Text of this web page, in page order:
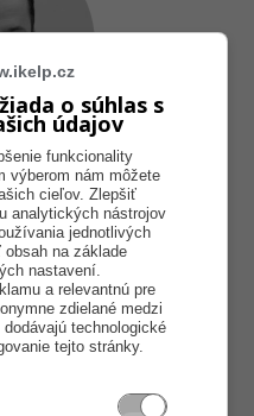
niekoho milujú,
vybaví a naše produkty
že budú pre užívateľa
má najvyššiu úspešnosť
vcítiť sa a
Vo voľnom čase sa
štýlu a osobnému
o súhlas s
údajov
funkcionality
výberom nám môžete
cieľov. Zlepšiť
analytických nástrojov
jednotlivých
na základe
nastavení.
a relevantnú pre
zdielané medzi
technologické
tejto stránky.